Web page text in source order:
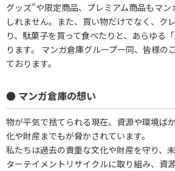
グッズ”や限定商品、プレミアム商品もマ
しれません。また、買い物だけでなく、ク
り、駄菓子を買って食べたりと、あらゆる
ります。 マンガ倉庫グループ一同、皆様の
ております。
● マンガ倉庫の想い
物が平気で捨てられる現在、資源や環境ば
化や財産までもが脅かされています。
私たちは過去の貴重な文化や財産を守り、
ターテイメントリサイクルに取り組み、資